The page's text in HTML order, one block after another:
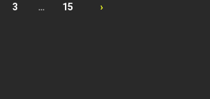
3 … 15 ›